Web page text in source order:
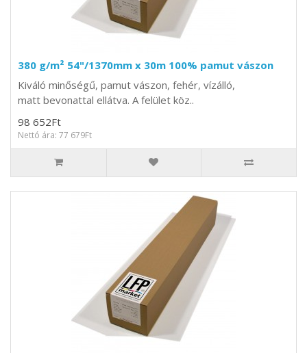
380 g/m² 54"/1370mm x 30m 100% pamut vászon
Kiváló minőségű, pamut vászon, fehér, vízálló,
matt bevonattal ellátva. A felület köz..
98 652Ft
Nettó ára: 77 679Ft